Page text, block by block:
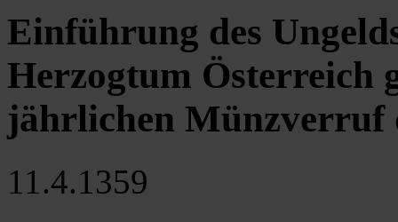
Einführung des
Herzogtum Österreich
jährlichen Münzverruf
11.4.1359